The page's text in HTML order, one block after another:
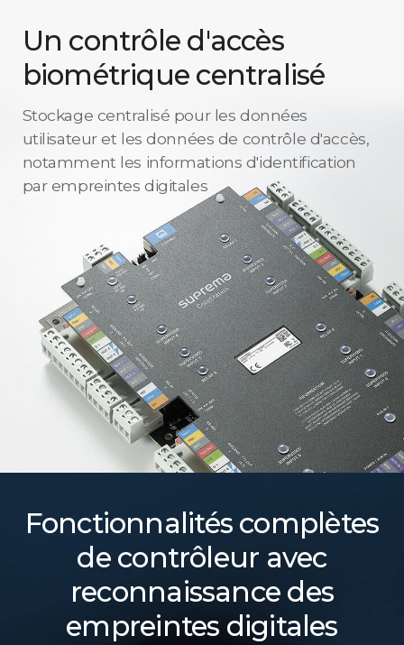
Un contrôle d'accès
biométrique centralisé
Stockage centralisé pour les données
utilisateur et les données de contrôle d'accès,
notamment les informations d'identification
par empreintes digitales
Fonctionnalités complètes
de contrôleur avec
reconnaissance des
empreintes digitales